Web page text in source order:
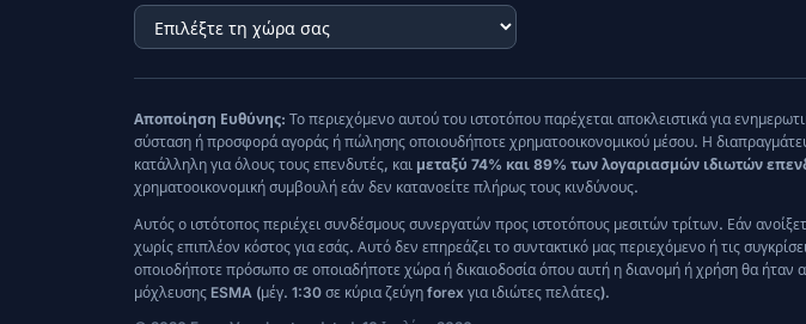
Αποποίηση Ευθύνης: Το περιεχόμενο αυτού του ιστοτόπου παρέχεται αποκλειστικά για
σύσταση ή προσφορά αγοράς ή πώλησης οποιουδήποτε χρηματοοικονομικού μέσου. Η
κατάλληλη για όλους τους επενδυτές, και μεταξύ 74% και 89% των λογαριασμών ιδιωτών
χρηματοοικονομική συμβουλή εάν δεν κατανοείτε πλήρως τους κινδύνους.
Αυτός ο ιστότοπος περιέχει συνδέσμους συνεργατών προς ιστοτόπους μεσιτών τρίτων. Εάν
χωρίς επιπλέον κόστος για εσάς. Αυτό δεν επηρεάζει το συντακτικό μας περιεχόμενο ή τις
οποιοδήποτε πρόσωπο σε οποιαδήποτε χώρα ή δικαιοδοσία όπου αυτή η διανομή ή χρήση θα ήταν
μόχλευσης ESMA (μέγ. 1:30 σε κύρια ζεύγη forex για ιδιώτες πελάτες).